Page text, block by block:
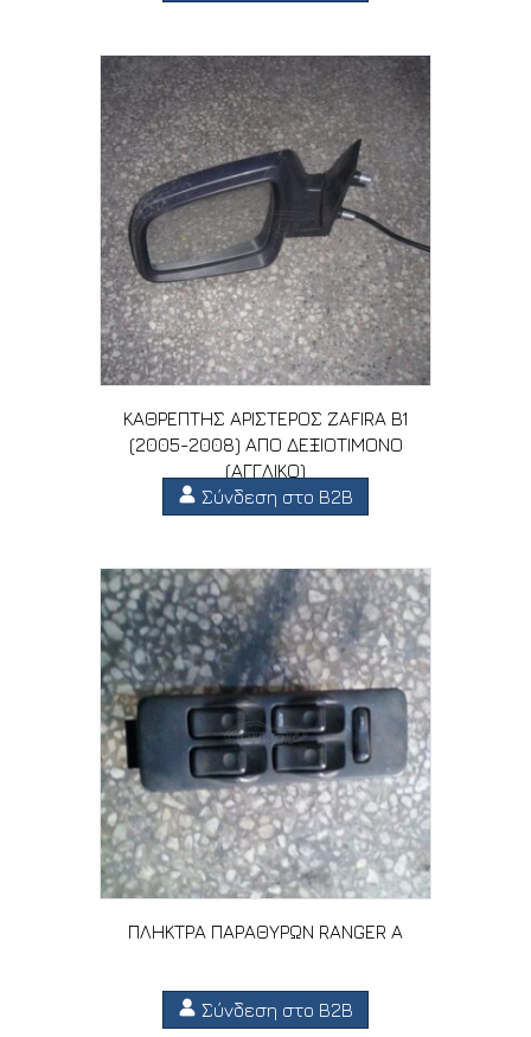
ΚΑΘΡΕΠΤΗΣ ΑΡΙΣΤΕΡΟΣ ZAFIRA B1
(2005-2008) ΑΠΟ ΔΕΞΙΟΤΙΜΟΝΟ
(ΑΓΓΛΙΚΟ)
Σύνδεση στο B2B
ΠΛΗΚΤΡΑ ΠΑΡΑΘΥΡΩΝ RANGER A
Σύνδεση στο B2B